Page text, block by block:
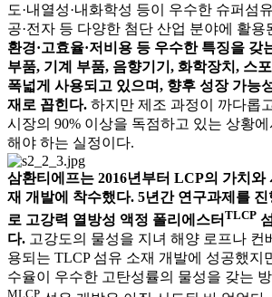
도·내열성·내화학성 등이 우수한 슈퍼섬
공·전자 등 다양한 첨단 산업 분야에 활용
환경·고효율·저비용 등 우수한 특징을 갖
부품, 기계 부품, 음향기기, 화학장치, 스
폭넓게 사용되고 있으며, 향후 성장 가능
재로 꼽힌다. 하지만 제조 과정이 까다롭
시장의 90% 이상을 독점하고 있는 상황
해야 하는 실정이다.
삼환티에프는 2016년부터 LCP의 가치와
재 개발에 착수했다. 5년간 연구과제를
로 고강력 열방성 액정 폴리에스터 TLCP
다. 고강도의 물성을 지녀 해양 로프나 컨
용되는 TLCP 섬유 소재 개발에 성공했지
수율이 우수한 고탄성률의 물성을 갖는
MLCP